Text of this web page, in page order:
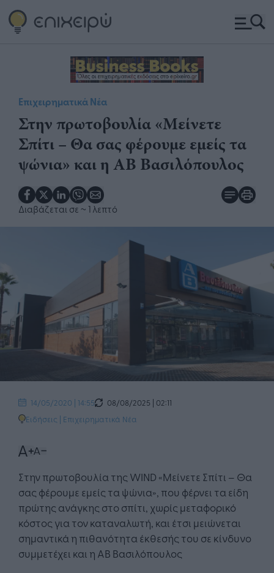
Επιχειρηματικά Νέα
Στην πρωτοβουλία «Μείνετε
Σπίτι – Θα σας φέρουμε εμείς τα
ψώνια» και η ΑΒ Βασιλόπουλος
Διαβάζεται σε ~ 1 λεπτό
14/05/2020 | 14:55
08/08/2025 | 02:11
Ειδήσεις | Επιχειρηματικά Νέα
Στην πρωτοβουλία της WIND «Μείνετε Σπίτι – Θα
σας φέρουμε εμείς τα ψώνια», που φέρνει τα είδη
πρώτης ανάγκης στο σπίτι, χωρίς μεταφορικό
κόστος για τον καταναλωτή, και έτσι μειώνεται
σημαντικά η πιθανότητα έκθεσής του σε κίνδυνο
συμμετέχει και η ΑΒ Βασιλόπουλος